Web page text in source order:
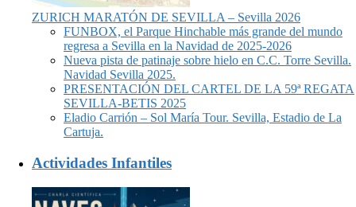
ZURICH MARATÓN DE SEVILLA – Sevilla 2026
FUNBOX, el Parque Hinchable más grande del mundo
regresa a Sevilla en la Navidad de 2025-2026
Nueva pista de patinaje sobre hielo en C.C. Torre Sevilla.
Navidad Sevilla 2025.
PRESENTACIÓN DEL CARTEL DE LA 59ª REGATA
SEVILLA-BETIS 2025
Eladio Carrión – Sol María Tour. Sevilla, Estadio de La
Cartuja.
Actividades Infantiles